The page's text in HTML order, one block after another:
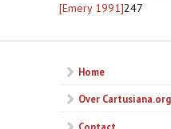
[Emery 1991]247
Home
Over Cartusiana.org
Contact